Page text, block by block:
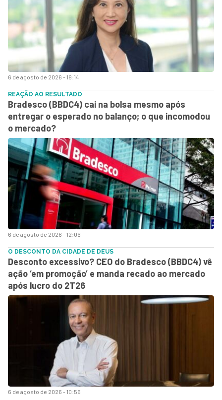
6 de agosto de 2026 - 18:14
6 de agosto de 2026 - 12:06
REAÇÃO AO RESULTADO
Bradesco (BBDC4) cai na bolsa mesmo após
entregar o esperado no balanço; o que incomodou
o mercado?
6 de agosto de 2026 - 10:56
O DESCONTO DA CIDADE DE DEUS
Desconto excessivo? CEO do Bradesco (BBDC4) vê
ação ‘em promoção’ e manda recado ao mercado
após lucro do 2T26